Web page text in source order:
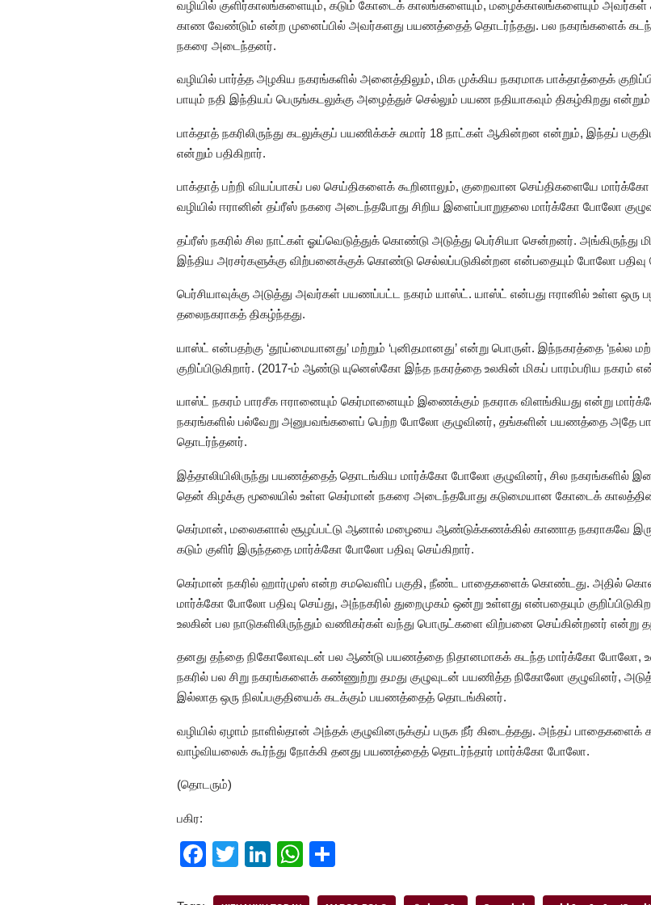
வழியில் குளிர்காலங்களையும், கடும் கோடைக் காலங்களையும், மழைக்காலங்களையும்
காண வேண்டும் என்ற முனைப்பில் அவர்களது பயணத்தைத் தொடர்ந்தது. பல நகரங்களைக்
நகரை அடைந்தனர்.
வழியில் பார்த்த அழகிய நகரங்களில் அனைத்திலும், மிக முக்கிய நகரமாக பாக்தாத்தைக்
பாயும் நதி இந்தியப் பெருங்கடலுக்கு அழைத்துச் செல்லும் பயண நதியாகவும் திகழ்கிறது என்றும்
பாக்தாத் நகரிலிருந்து கடலுக்குப் பயணிக்கச் சுமார் 18 நாட்கள் ஆகின்றன என்றும், இந்தப்
என்றும் பதிகிறார்.
பாக்தாத் பற்றி வியப்பாகப் பல செய்திகளைக் கூறினாலும், குறைவான செய்திகளையே மார்க்கோ
வழியில் ஈரானின் தப்ரீஸ் நகரை அடைந்தபோது சிறிய இளைப்பாறுதலை மார்க்கோ போலோ
தப்ரீஸ் நகரில் சில நாட்கள் ஓய்வெடுத்துக் கொண்டு அடுத்து பெர்சியா சென்றனர். அங்கிருந்து
இந்திய அரசர்களுக்கு விற்பனைக்குக் கொண்டு செல்லப்படுகின்றன என்பதையும் போலோ பதிவு
பெர்சியாவுக்கு அடுத்து அவர்கள் பயணப்பட்ட நகரம் யாஸ்ட். யாஸ்ட் என்பது ஈரானில் உள்ள
தலைநகராகத் திகழ்ந்தது.
யாஸ்ட் என்பதற்கு ‘தூய்மையானது’ மற்றும் ‘புனிதமானது’ என்று பொருள். இந்நகரத்தை
குறிப்பிடுகிறார். (2017-ம் ஆண்டு யுனெஸ்கோ இந்த நகரத்தை உலகின் மிகப் பாரம்பரிய நகரம்
யாஸ்ட் நகரம் பாரசீக ஈரானையும் கெர்மானையும் இணைக்கும் நகராக விளங்கியது என்று
நகரங்களில் பல்வேறு அனுபவங்களைப் பெற்ற போலோ குழுவினர், தங்களின் பயணத்தை அதே
தொடர்ந்தனர்.
இத்தாலியிலிருந்து பயணத்தைத் தொடங்கிய மார்க்கோ போலோ குழுவினர், சில நகரங்களில்
தென் கிழக்கு மூலையில் உள்ள கெர்மான் நகரை அடைந்தபோது கடுமையான கோடைக்
கெர்மான், மலைகளால் சூழப்பட்டு ஆனால் மழையை ஆண்டுக்கணக்கில் காணாத நகராகவே
கடும் குளிர் இருந்ததை மார்க்கோ போலோ பதிவு செய்கிறார்.
கெர்மான் நகரில் ஹார்முஸ் என்ற சமவெளிப் பகுதி, நீண்ட பாதைகளைக் கொண்டது. அதில்
மார்க்கோ போலோ பதிவு செய்து, அந்நகரில் துறைமுகம் ஒன்று உள்ளது என்பதையும்
உலகின் பல நாடுகளிலிருந்தும் வணிகர்கள் வந்து பொருட்களை விற்பனை செய்கின்றனர் என்று
தனது தந்தை நிகோலோவுடன் பல ஆண்டு பயணத்தை நிதானமாகக் கடந்த மார்க்கோ போலோ,
நகரில் பல சிறு நகரங்களைக் கண்ணுற்று தமது குழுவுடன் பயணித்த நிகோலோ குழுவினர்,
இல்லாத ஒரு நிலப்பகுதியைக் கடக்கும் பயணத்தைத் தொடங்கினர்.
வழியில் ஏழாம் நாளில்தான் அந்தக் குழுவினருக்குப் பருக நீர் கிடைத்தது. அந்தப்
வாழ்வியலைக் கூர்ந்து நோக்கி தனது பயணத்தைத் தொடர்ந்தார் மார்க்கோ போலோ.
(தொடரும்)
பகிர:
F
T
Li
W